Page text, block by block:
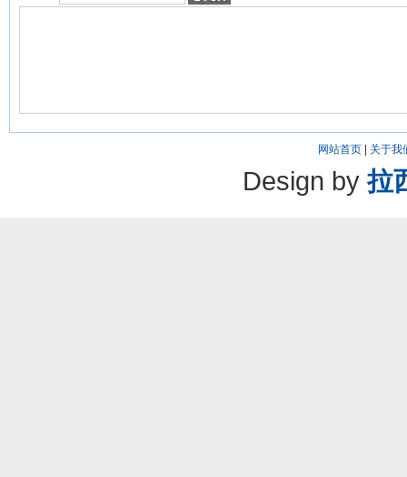
网站首页| 关于我
Design by拉